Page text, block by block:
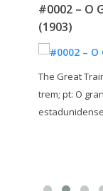
#0002 – O
(1903)
The Great
trem; pt: O
estadunidense